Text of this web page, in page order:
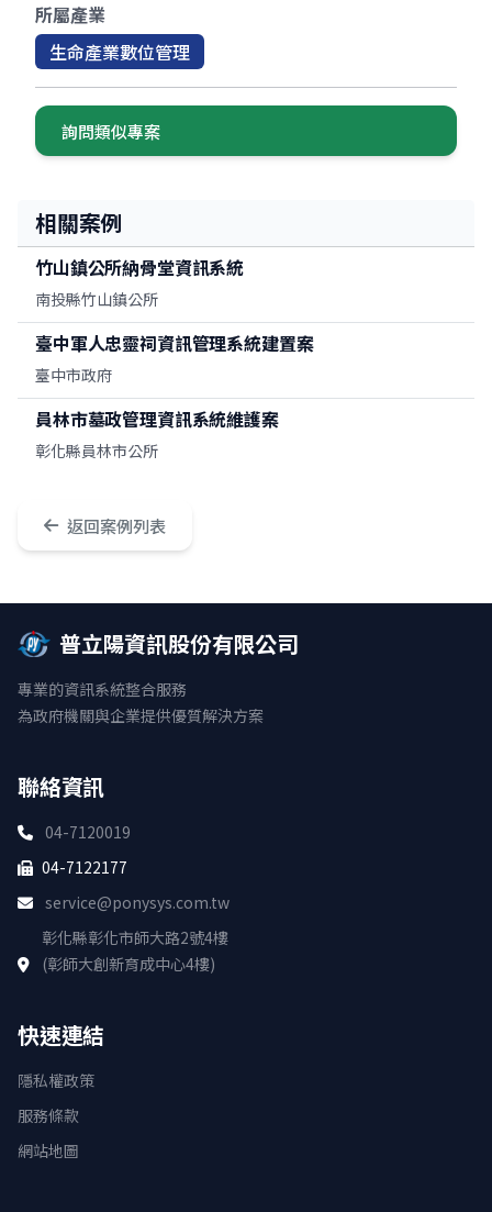
所屬產業
生命產業數位管理
詢問類似專案
相關案例
竹山鎮公所納骨堂資訊系統
南投縣竹山鎮公所
臺中軍人忠靈祠資訊管理系統建置案
臺中市政府
員林市墓政管理資訊系統維護案
彰化縣員林市公所
返回案例列表
普立陽資訊股份有限公司
專業的資訊系統整合服務
為政府機關與企業提供優質解決方案
聯絡資訊
04-7120019
04-7122177
service@ponysys.com.tw
彰化縣彰化市師大路2號4樓
(彰師大創新育成中心4樓)
快速連結
隱私權政策
服務條款
網站地圖